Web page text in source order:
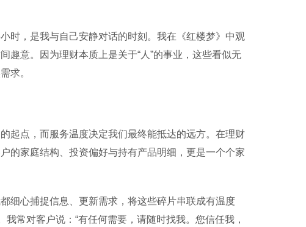
，是我与自己安静对话的时刻。我在《红楼梦》中观
趣意。因为理财本质上是关于“人”的事业，这些看似无
求。
点，而服务温度决定我们最终能抵达的远方。在理财
家庭结构、投资偏好与持有产品明细，更是一个个家
心捕捉信息、更新需求，将这些碎片串联成有温度
常对客户说：“有任何需要，请随时找我。您信任我，